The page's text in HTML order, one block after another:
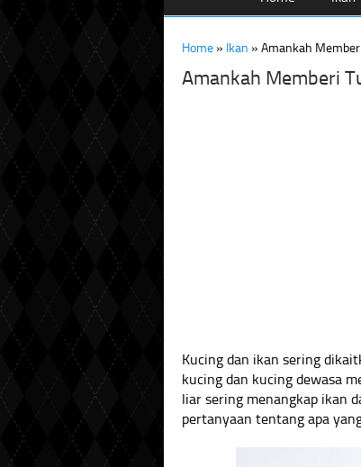
Home » Ikan » Amankah
Amankah Memberi
Kucing dan ikan sering
kucing dan kucing dewasa
liar sering menangkap ikan
pertanyaan tentang apa